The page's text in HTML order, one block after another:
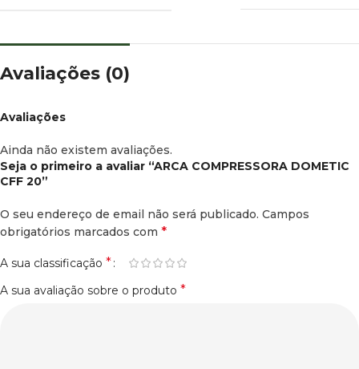
Avaliações (0)
Avaliações
Ainda não existem avaliações.
Seja o primeiro a avaliar “ARCA COMPRESSORA DOMETIC
CFF 20”
O seu endereço de email não será publicado. Campos
obrigatórios marcados com *
A sua classificação *
A sua avaliação sobre o produto *